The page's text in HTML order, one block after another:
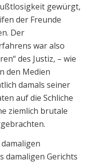
gewürgt,
der Freunde
Der
war also
des Justiz, – wie
den Medien
damals seiner
auf die Schliche
ziemlich brutale
damaligen Gerichts